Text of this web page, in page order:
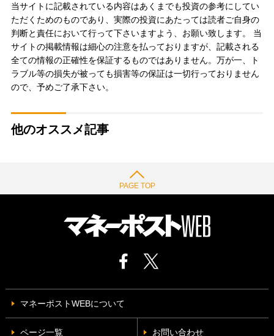
当サイトに記載されている内容はあくまでも投資の参考にしてい
ただくためのものであり、実際の投資にあたっては読者ご自身の
判断と責任において行って下さいますよう、お願い致します。 当
サイトの掲載情報は細心の注意を払っておりますが、記載される
全ての情報の正確性を保証するものではありません。万が一、ト
ラブル等の損失が被っても損害等の保証は一切行っておりません
ので、予めご了承下さい。
他のオススメ記事
PAGE TOP
マネーポストWEBについて
ページ一覧 お問い合わせ